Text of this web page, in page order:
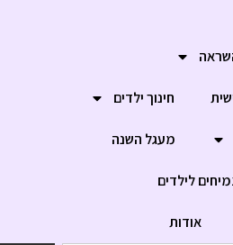
חינוך ילדים
מעגל השנה
לילדים
אודות